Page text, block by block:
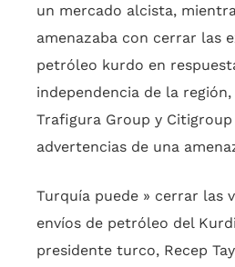
un mercado alcista,
amenazaba con cerrar las
petróleo kurdo en
independencia de la
Trafigura Group y
advertencias de una
Turquía puede » cerrar las
envíos de petróleo del
presidente turco, Recep